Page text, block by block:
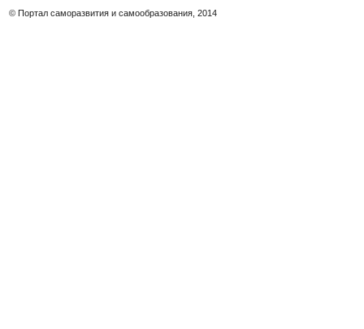
© Портал саморазвития и самообразования, 2014